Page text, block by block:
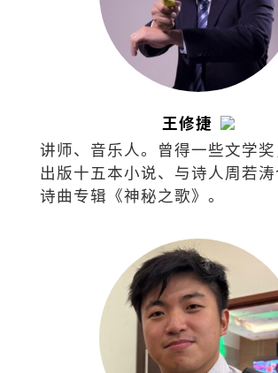
王修捷
讲师、音乐人。曾得一些文学
出版十五本小说、与诗人周若
诗曲专辑《神秘之歌》。